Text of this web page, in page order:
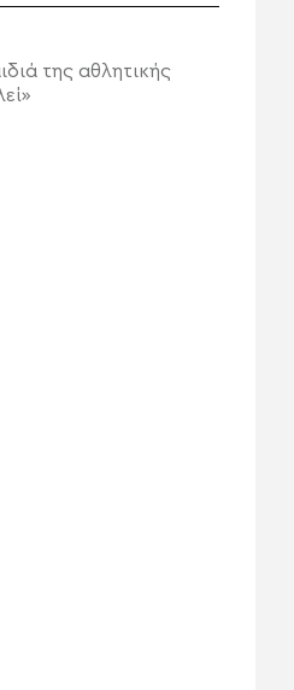
της αθλητικής